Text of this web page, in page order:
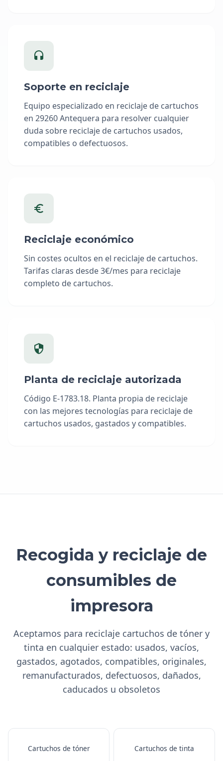
Soporte en reciclaje
Equipo especializado en reciclaje de cartuchos
en 29260 Antequera para resolver cualquier
duda sobre reciclaje de cartuchos usados,
compatibles o defectuosos.
Reciclaje económico
Sin costes ocultos en el reciclaje de cartuchos.
Tarifas claras desde 3€/mes para reciclaje
completo de cartuchos.
Planta de reciclaje autorizada
Código E-1783.18. Planta propia de reciclaje
con las mejores tecnologías para reciclaje de
cartuchos usados, gastados y compatibles.
Recogida y reciclaje de
consumibles de
impresora
Aceptamos para reciclaje cartuchos de tóner y
tinta en cualquier estado: usados, vacíos,
gastados, agotados, compatibles, originales,
remanufacturados, defectuosos, dañados,
caducados u obsoletos
Cartuchos de tóner Cartuchos de tinta